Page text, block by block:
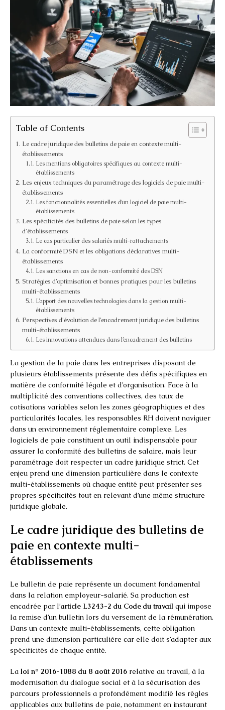
Table of Contents
Le cadre juridique des bulletins de paie en contexte multi-
établissements
Les mentions obligatoires spécifiques au contexte multi-
établissements
Les enjeux techniques du paramétrage des logiciels de paie multi-
établissements
Les fonctionnalités essentielles d’un logiciel de paie multi-
établissements
Les spécificités des bulletins de paie selon les types
d’établissements
Le cas particulier des salariés multi-rattachements
La conformité DSN et les obligations déclaratives multi-
établissements
Les sanctions en cas de non-conformité des DSN
Stratégies d’optimisation et bonnes pratiques pour les bulletins
multi-établissements
L’apport des nouvelles technologies dans la gestion multi-
établissements
Perspectives d’évolution de l’encadrement juridique des bulletins
multi-établissements
Les innovations attendues dans l’encadrement des bulletins
La gestion de la paie dans les entreprises disposant de
plusieurs établissements présente des défis spécifiques en
matière de conformité légale et d’organisation. Face à la
multiplicité des conventions collectives, des taux de
cotisations variables selon les zones géographiques et des
particularités locales, les responsables RH doivent naviguer
dans un environnement réglementaire complexe. Les
logiciels de paie constituent un outil indispensable pour
assurer la conformité des bulletins de salaire, mais leur
paramétrage doit respecter un cadre juridique strict. Cet
enjeu prend une dimension particulière dans le contexte
multi-établissements où chaque entité peut présenter ses
propres spécificités tout en relevant d’une même structure
juridique globale.
Le cadre juridique des bulletins de
paie en contexte multi-
établissements
Le bulletin de paie représente un document fondamental
dans la relation employeur-salarié. Sa production est
encadrée par l’article L3243-2 du Code du travail qui impose
la remise d’un bulletin lors du versement de la rémunération.
Dans un contexte multi-établissements, cette obligation
prend une dimension particulière car elle doit s’adapter aux
spécificités de chaque entité.
La loi n° 2016-1088 du 8 août 2016 relative au travail, à la
modernisation du dialogue social et à la sécurisation des
parcours professionnels a profondément modifié les règles
applicables aux bulletins de paie, notamment en instaurant